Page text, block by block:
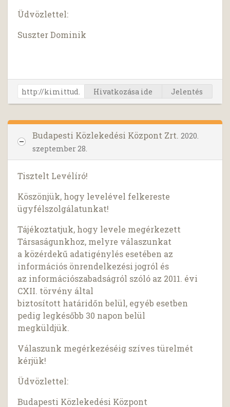
Üdvözlettel:
Suszter Dominik
Hivatkozása ide Jelentés
Budapesti Közlekedési Központ Zrt. 2020.
szeptember 28.
Tisztelt Levélíró!
Köszönjük, hogy levelével felkereste
ügyfélszolgálatunkat!
Tájékoztatjuk, hogy levele megérkezett
Társaságunkhoz, melyre válaszunkat
a közérdekű adatigénylés esetében az
információs önrendelkezési jogról és
az információszabadságról szóló az 2011. évi
CXII. törvény által
biztosított határidőn belül, egyéb esetben
pedig legkésőbb 30 napon belül
megküldjük.
Válaszunk megérkezéséig szíves türelmét
kérjük!
Üdvözlettel:
Budapesti Közlekedési Központ